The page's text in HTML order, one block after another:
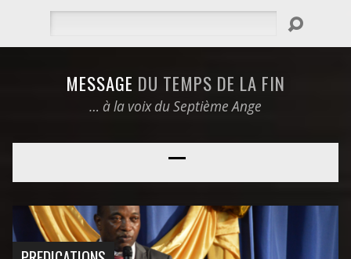
MESSAGE DU TEMPS DE LA FIN
… à la voix du Septième Ange